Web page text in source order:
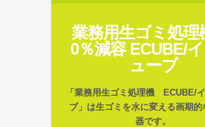
業務用生ゴミ処理
0％減容 ECUBE/
ューブ
「業務用生ゴミ処理機 ECUBE/
ブ」は生ゴミを水に変える画期的
器です。